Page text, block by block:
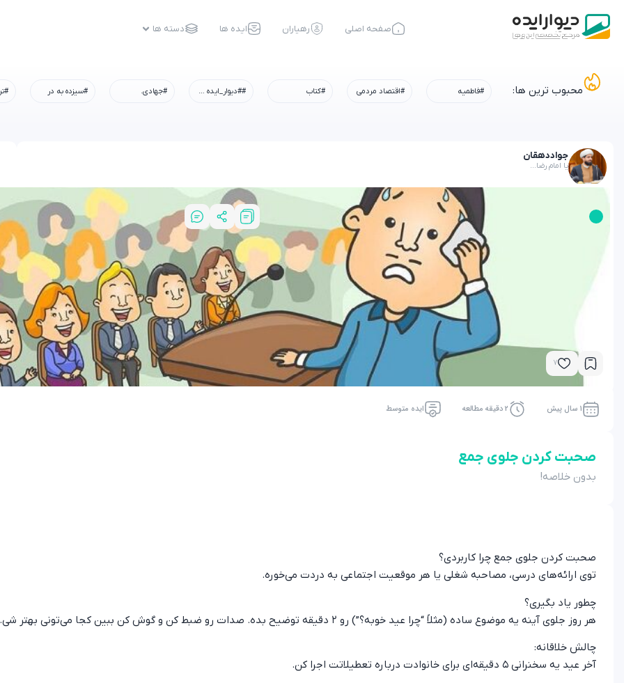
صفحه اصلی رهیاران ایده ها دسته ها
محبوب ترین ها: #فاطمیه #اقتصاد مردمی #کتاب ##دیوار_ایده #رسم_میزبانی #شهادت_امام_رضا #همه_خادم_الرضاییم #جهادی. #سیزده به در
جواددهقان
یا امام رضا...
7
1 سال پیش 2 دقیقه مطالعه ایده متوسط
صحبت کردن جلوی جمع
بدون خلاصه!
صحبت کردن جلوی جمع چرا کاربردی؟
توی ارائه‌های درسی، مصاحبه شغلی یا هر موقعیت اجتماعی به دردت می‌خوره.
چطور یاد بگیری؟
هر روز جلوی آینه یه موضوع ساده (مثلاً “چرا عید خوبه؟”) رو ۲ دقیقه توضیح بده. صدات رو ضبط کن و گوش کن ببین کجا می‌تونی بهتر شی.
چالش خلاقانه:
آخر عید یه سخنرانی ۵ دقیقه‌ای برای خانوادت درباره تعطیلاتت اجرا کن.